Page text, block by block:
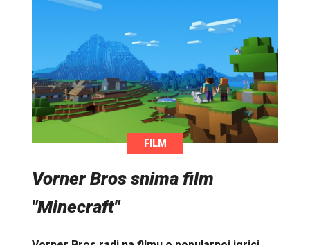
FILM
Vorner Bros snima film
"Minecraft"